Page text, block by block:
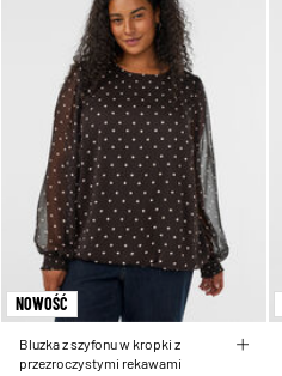
NOWOŚĆ
Bluzka z szyfonu w kropki z
przezroczystymi rekawami